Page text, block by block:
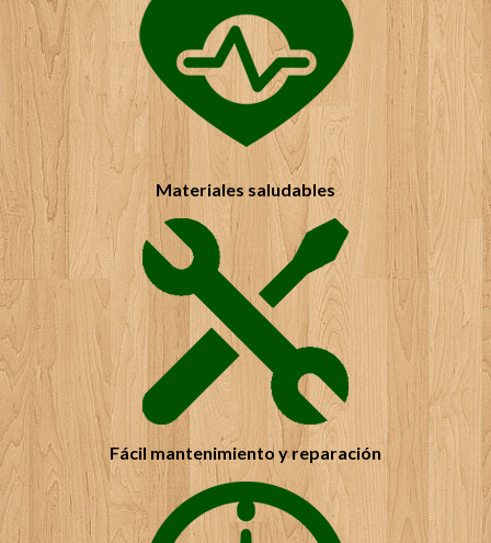
Contacte con Todo en madera para que hicieran
el suelo de parquet de mi piso. El trabajo fue muy
rápido y el resultado fue inmejorable, es una
empresa seria y de garantías. Sin duda volveré a
confiar en ellos
Materiales saludables
Fácil mantenimiento y reparación